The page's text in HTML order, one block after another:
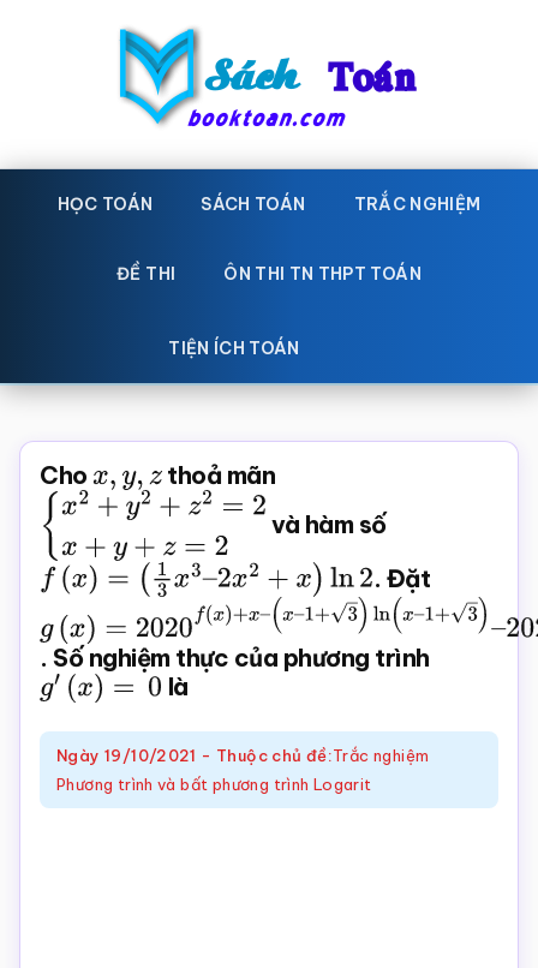
Sách
Toán
toán
Học
toán,
giáo
Toán,
trắc
nghiệm
Toán
online
HỌC TOÁN SÁCH TOÁN TRẮC NGHIỆM
ĐỀ THI ÔN THI TN THPT TOÁN
TIỆN ÍCH TOÁN
Cho x,y,z
thoả mãn
{x2 y2 +z = 2x z=2
và hàm số
f( x)= (13 x 3–2x2+x) ln2
. Đặt
g (x)= 2020f(x )+x –
( x–1+3)ln(x –1+3) –
2021( x– +3)ln
. Số nghiệm thực của phương trình
g′ (x)= 0 là
Ngày 19/10/2021 - Thuộc chủ đề:Trắc nghiệm
Phương trình và bất phương trình Logarit